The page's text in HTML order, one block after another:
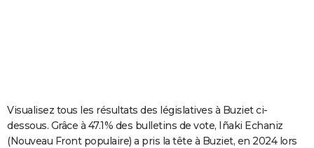
Carte de Noël
Carte Bonne année
Carte Saint-Valentin
Carte Pâques
Carte d'anniversaire
DICTIONNAIRE
Visualisez tous les résultats des législatives à Buziet ci-
dessous. Grâce à 47.1% des bulletins de vote, Iñaki Echaniz
(Nouveau Front populaire) a pris la tête à Buziet, en 2024 lors